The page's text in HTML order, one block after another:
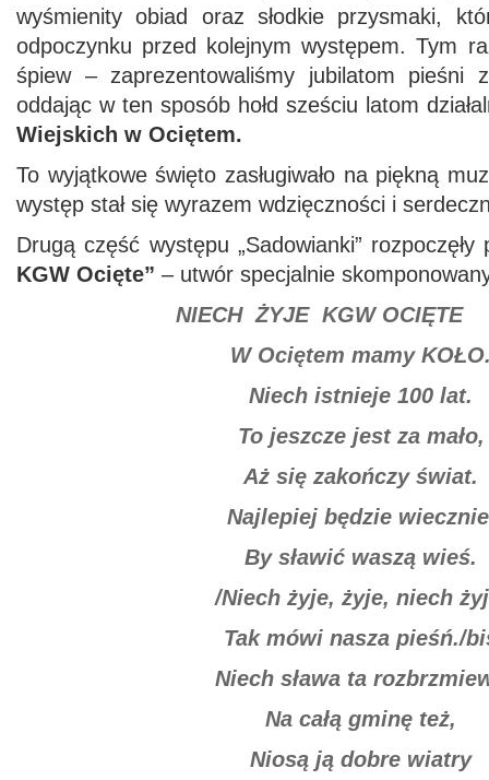
wyśmienity obiad oraz słodkie przysmaki,
odpoczynku przed kolejnym występem. Tym
śpiew – zaprezentowaliśmy jubilatom pieśni
oddając w ten sposób hołd sześciu latom
Wiejskich w Ociętem.
To wyjątkowe święto zasługiwało na piękną
występ stał się wyrazem wdzięczności i
Drugą część występu „Sadowianki”
KGW Ocięte” – utwór specjalnie
NIECH ŻYJE KGW OCIĘTE
W Ociętem mamy
Niech istnieje 100 lat.
To jeszcze jest za mało,
Aż się zakończy świat.
Najlepiej będzie
By sławić waszą wieś.
/Niech żyje, żyje, niech
Tak mówi nasza pieśń./
Niech sława ta
Na całą gminę też,
Niosą ją dobre wiatry